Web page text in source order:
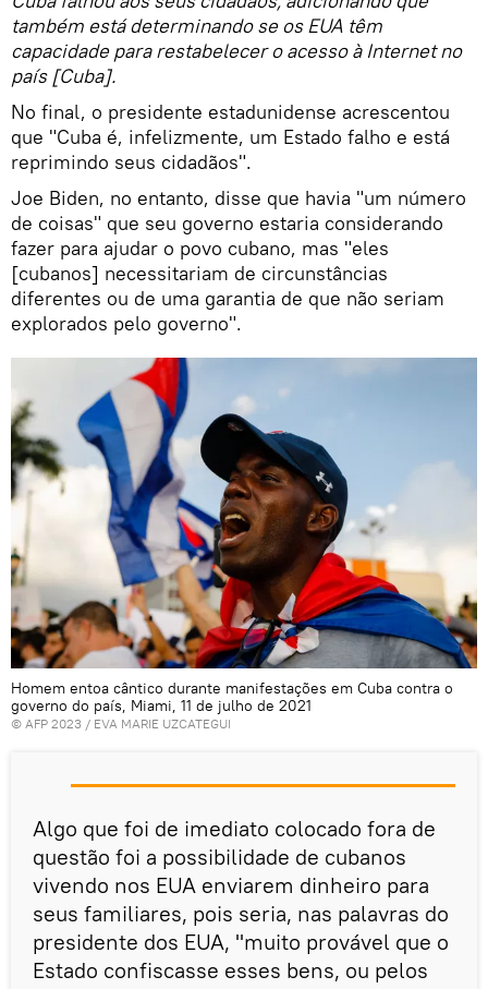
também está determinando se os EUA têm
capacidade para restabelecer o acesso à Internet no
país [Cuba].
No final, o presidente estadunidense acrescentou
que "Cuba é, infelizmente, um Estado falho e está
reprimindo seus cidadãos".
Joe Biden, no entanto, disse que havia "um número
de coisas" que seu governo estaria considerando
fazer para ajudar o povo cubano, mas "eles
[cubanos] necessitariam de circunstâncias
diferentes ou de uma garantia de que não seriam
explorados pelo governo".
Homem entoa cântico durante manifestações em Cuba contra o
governo do país, Miami, 11 de julho de 2021
© AFP 2023 / EVA MARIE UZCATEGUI
Algo que foi de imediato colocado fora de
questão foi a possibilidade de cubanos
vivendo nos EUA enviarem dinheiro para
seus familiares, pois seria, nas palavras do
presidente dos EUA, "muito provável que o
Estado confiscasse esses bens, ou pelos